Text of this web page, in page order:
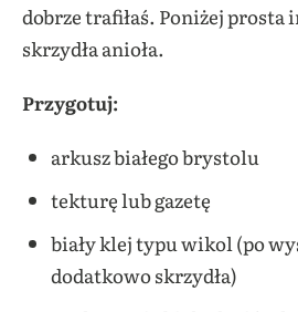
dobrze trafiłaś. Poniżej prosta
skrzydła anioła.
Przygotuj:
arkusz białego brystolu
tekturę lub gazetę
biały klej typu wikol (po
dodatkowo skrzydła)